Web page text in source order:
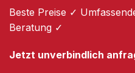
Beste Preise ✓
Beratung ✓
Jetzt unverbindlich